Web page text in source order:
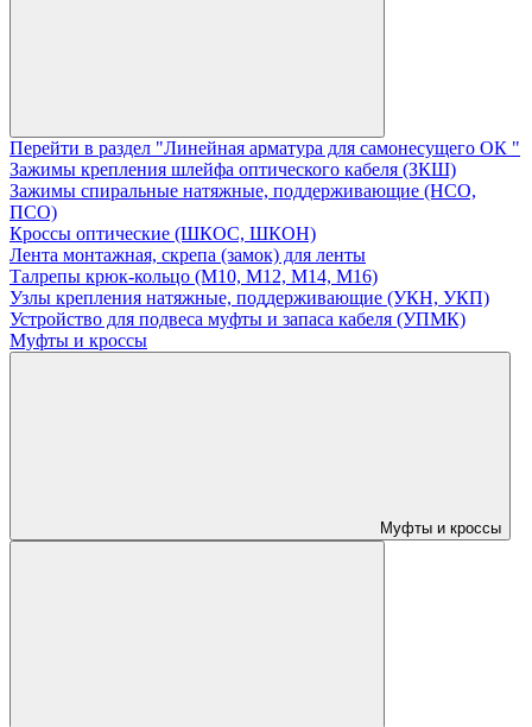
Перейти в раздел "Линейная арматура для самонесущего ОК "
Зажимы крепления шлейфа оптического кабеля (ЗКШ)
Зажимы спиральные натяжные, поддерживающие (НСО,
ПСО)
Кроссы оптические (ШКОС, ШКОН)
Лента монтажная, скрепа (замок) для ленты
Талрепы крюк-кольцо (М10, М12, М14, М16)
Узлы крепления натяжные, поддерживающие (УКН, УКП)
Устройство для подвеса муфты и запаса кабеля (УПМК)
Муфты и кроссы
Муфты и кроссы